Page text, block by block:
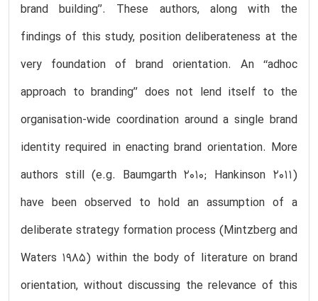
brand building’’. These authors, along with the
findings of this study, position deliberateness at the
very foundation of brand orientation. An ‘‘adhoc
approach to branding’’ does not lend itself to the
organisation-wide coordination around a single brand
identity required in enacting brand orientation. More
authors still (e.g. Baumgarth 2010; Hankinson 2011)
have been observed to hold an assumption of a
deliberate strategy formation process (Mintzberg and
Waters 1985) within the body of literature on brand
orientation, without discussing the relevance of this